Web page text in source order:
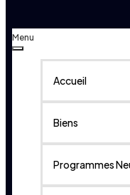
Menu
Accueil
Biens
Programmes